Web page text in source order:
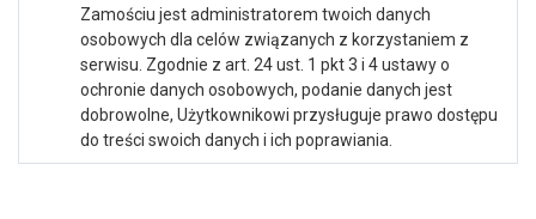
Zamościu jest administratorem twoich danych
osobowych dla celów związanych z korzystaniem z
serwisu. Zgodnie z art. 24 ust. 1 pkt 3 i 4 ustawy o
ochronie danych osobowych, podanie danych jest
dobrowolne, Użytkownikowi przysługuje prawo dostępu
do treści swoich danych i ich poprawiania.